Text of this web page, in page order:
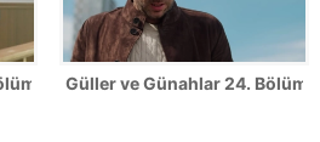
Fotoğrafları
Güller ve Günahlar 24.